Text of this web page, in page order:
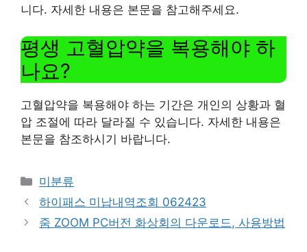
니다. 자세한 내용은 본문을 참고해주세요.
평생 고혈압약을 복용해야 하
나요?
고혈압약을 복용해야 하는 기간은 개인의 상황과 혈
압 조절에 따라 달라질 수 있습니다. 자세한 내용은
본문을 참조하시기 바랍니다.
Categories
미분류
하이패스 미납내역조회 062423
줌 ZOOM PC버전 화상회의 다운로드, 사용방법